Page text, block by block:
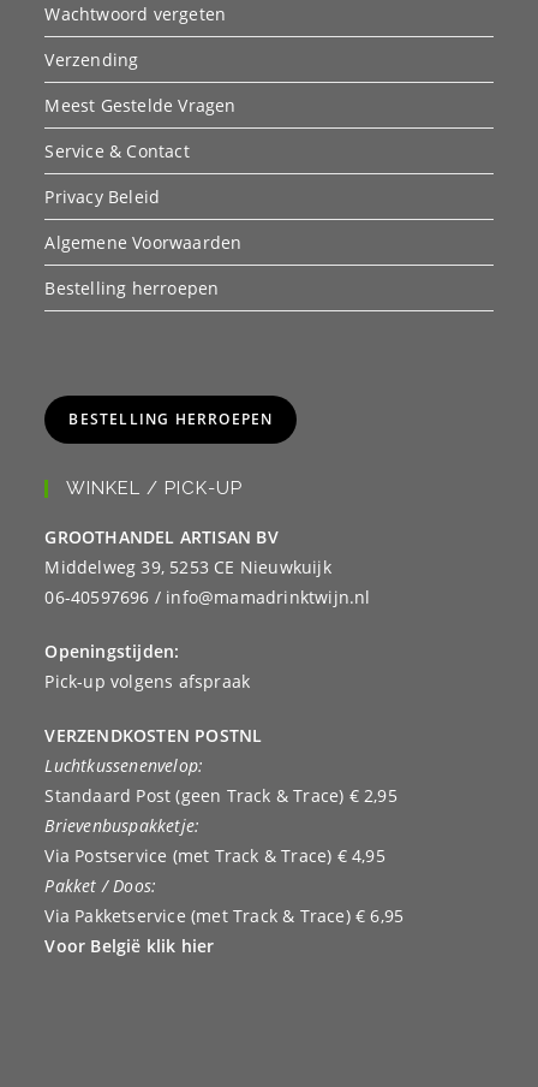
Wachtwoord vergeten
Verzending
Meest Gestelde Vragen
Service & Contact
Privacy Beleid
Algemene Voorwaarden
Bestelling herroepen
BESTELLING HERROEPEN
WINKEL / PICK-UP
GROOTHANDEL ARTISAN BV
Middelweg 39, 5253 CE Nieuwkuijk
06-40597696 / info@mamadrinktwijn.nl
Openingstijden:
Pick-up volgens afspraak
VERZENDKOSTEN POSTNL
Luchtkussenenvelop:
Standaard Post (geen Track & Trace) € 2,95
Brievenbuspakketje:
Via Postservice (met Track & Trace) € 4,95
Pakket / Doos:
Via Pakketservice (met Track & Trace) € 6,95
Voor België klik hier